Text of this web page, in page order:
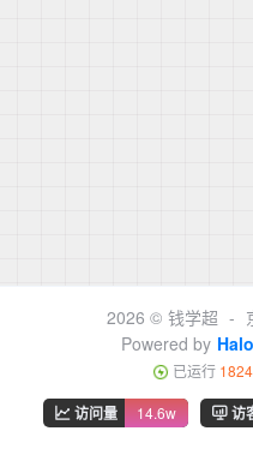
2026 © 钱学超 -
Powered by Halo
已运行 1824
访问量 14.6w 访